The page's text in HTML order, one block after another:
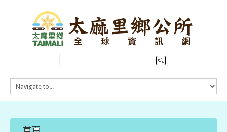
HOME
訊息公告